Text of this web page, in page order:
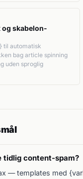
og skabelon-
til automatisk
bag article spinning
uden sproglig
tidlig content-spam?
— templates med